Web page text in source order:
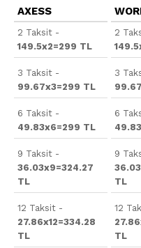
AXESS
2 Taksit -
149.5x2=299 TL
3 Taksit -
99.67x3=299 TL
6 Taksit -
49.83x6=299 TL
9 Taksit -
36.03x9=324.27
TL
12 Taksit -
27.86x12=334.28
TL
2
3
6
9
TL
12
TL